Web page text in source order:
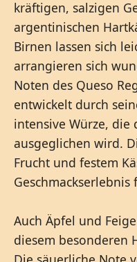
kräftigen, salzigen
argentinischen
Birnen lassen sich
arrangieren sich
Noten des Queso
entwickelt durch
intensive Würze, die
ausgeglichen wird.
Frucht und festem
Geschmackserlebnis
Auch Äpfel und
diesem besonderen